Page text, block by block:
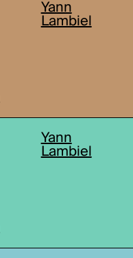
Yann
Lambiel
Yann
Lambiel